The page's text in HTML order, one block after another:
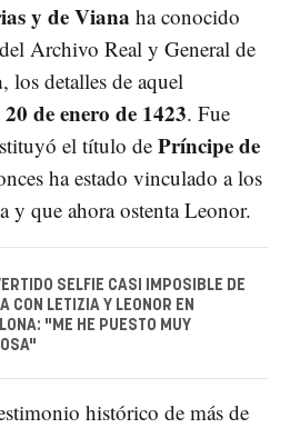
y de Viana ha conocido
Archivo Real y General de
, los detalles de aquel
20 de enero de 1423. Fue
el título de Príncipe de
ha estado vinculado a los
y que ahora ostenta Leonor.
SELFIE CASI IMPOSIBLE DE
CON LETIZIA Y LEONOR EN
"ME HE PUESTO MUY
histórico de más de